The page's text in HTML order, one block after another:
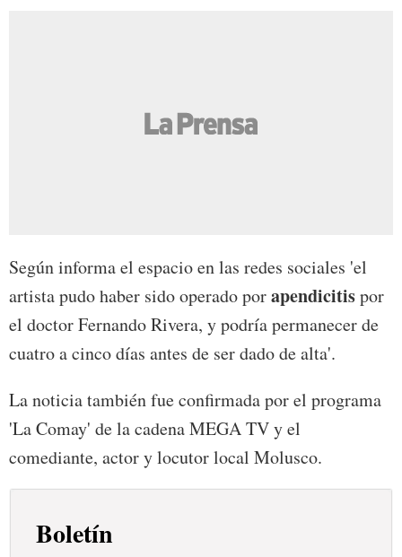
Según informa el espacio en las redes sociales 'el
artista pudo haber sido operado porapendicitispor
el doctor Fernando Rivera, y podría permanecer de
cuatro a cinco días antes de ser dado de alta'.
La noticia también fue confirmada por el programa
'La Comay' de la cadena MEGA TV y el
comediante, actor y locutor local Molusco.
Boletín